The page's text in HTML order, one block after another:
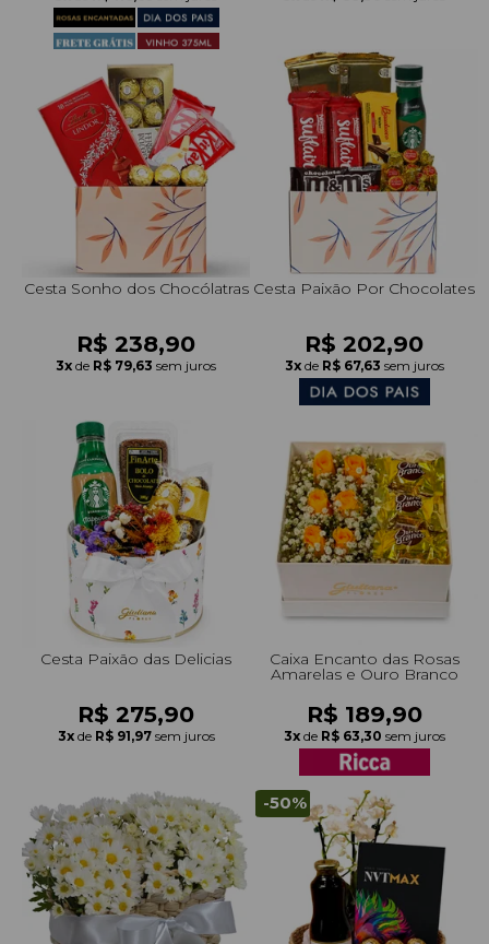
+Presentes com Flores
+Presentes por Ocasião
+Presentes para Família
+Presentes para Todos
+Tipo de Cesta
+Tipos de Buquês
+Tipos de Arranjos
+Tipos de Flores
+Por Cores
+Cidades do Sul
+Cidades do Sudeste
+Cidades do Norte
+Cidades do Nordeste
Cesta Sonho dos Chocólatras
R$ 238,90
3x de R$ 79,63 sem juros
Cesta Paixão Por Chocolates
R$ 202,90
3x de R$ 67,63 sem juros
Cesta Paixão das Delicias
R$ 275,90
3x de R$ 91,97 sem juros
Caixa Encanto das Rosas
Amarelas e Ouro Branco
R$ 189,90
3x de R$ 63,30 sem juros
-50%